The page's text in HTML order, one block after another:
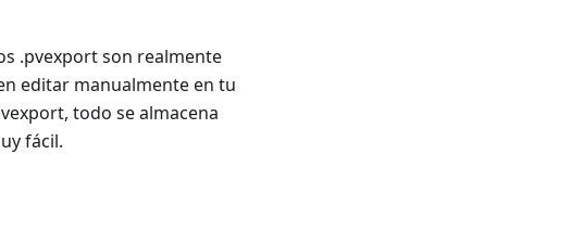
.pvexport son realmente
editar manualmente en tu
todo se almacena
fácil.